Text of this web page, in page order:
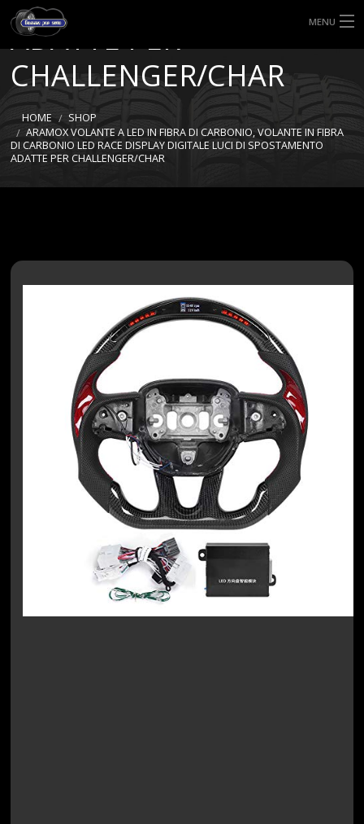
MENU
HOME
TIPI DI GOMME
MISURE GOMME
ADATTE PER
CHALLENGER/CHAR
HOME
SHOP
ARAMOX VOLANTE A LED IN FIBRA DI CARBONIO, VOLANTE IN FIBRA
DI CARBONIO LED RACE DISPLAY DIGITALE LUCI DI SPOSTAMENTO
ADATTE PER CHALLENGER/CHAR